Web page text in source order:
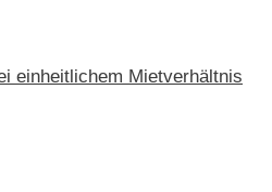
einheitlichem Mietverhältnis